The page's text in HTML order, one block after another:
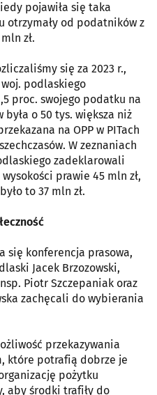
pojawiła się taka
otrzymały od podatników z
zł.
się za 2023 r.,
podlaskiego
proc. swojego podatku na
była o 50 tys. większa niż
na OPP w PITach
W zeznaniach
zadeklarowali
prawie 45 mln zł,
to 37 mln zł.
się konferencja prasowa,
Jacek Brzozowski,
Piotr Szczepaniak oraz
zachęcali do wybierania
przekazywania
które potrafią dobrze je
pożytku
aby środki trafiły do